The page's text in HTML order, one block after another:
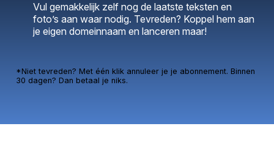
Vul gemakkelijk zelf nog de laatste teksten en
foto’s aan waar nodig. Tevreden? Koppel hem aan
je eigen domeinnaam en lanceren maar!
*Niet tevreden? Met één klik annuleer je je abonnement. Binnen
30 dagen? Dan betaal je niks.